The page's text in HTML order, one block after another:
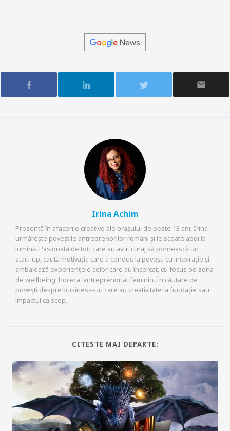
Irina Achim
Prezentă în afacerile creative ale orașului de peste 13 ani, Irina
urmărește poveștile antreprenorilor români și le scoate apoi la
lumină. Pasionată de toți care au avut curaj să pornească un
start-up, caută motivația care a condus la povești cu inspirație și
ambalează experiențele celor care au încercat, cu focus pe zona
de wellbeing, horeca, antreprenoriat feminin. În căutare de
povești despre business-uri care au creativitate la fundație sau
impactul ca scop.
CITESTE MAI DEPARTE: